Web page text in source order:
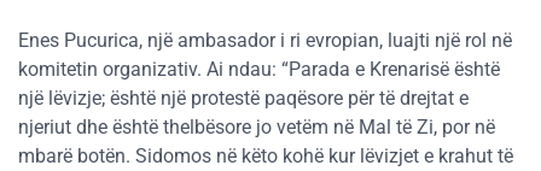
Enes Pucurica, një ambasador i ri evropian, luajti një rol në
komitetin organizativ. Ai ndau: “Parada e Krenarisë është
një lëvizje; është një protestë paqësore për të drejtat e
njeriut dhe është thelbësore jo vetëm në Mal të Zi, por në
mbarë botën. Sidomos në këto kohë kur lëvizjet e krahut të